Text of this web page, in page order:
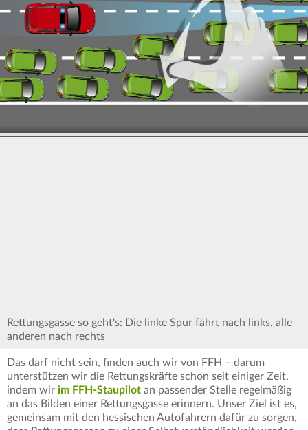
Rettungsgasse so geht's: Die linke Spur fährt nach links, alle
anderen nach rechts
Das darf nicht sein, finden auch wir von FFH – darum
unterstützen wir die Rettungskräfte schon seit einiger Zeit,
indem wir im FFH-Staupilot an passender Stelle regelmäßig
an das Bilden einer Rettungsgasse erinnern. Unser Ziel ist es,
gemeinsam mit den hessischen Autofahrern dafür zu sorgen,